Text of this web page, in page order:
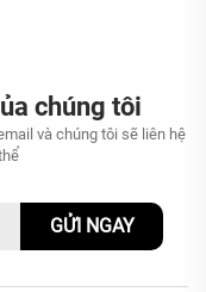
chúng tôi
và chúng tôi sẽ liên hệ
GỬI NGAY